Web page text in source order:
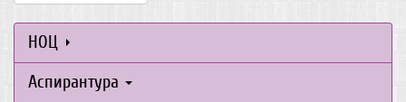
НОЦ
Аспирантура